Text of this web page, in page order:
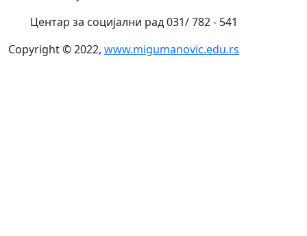
Центар за социјални рад 031/ 782 - 541
Copyright © 2022, www.migumanovic.edu.rs